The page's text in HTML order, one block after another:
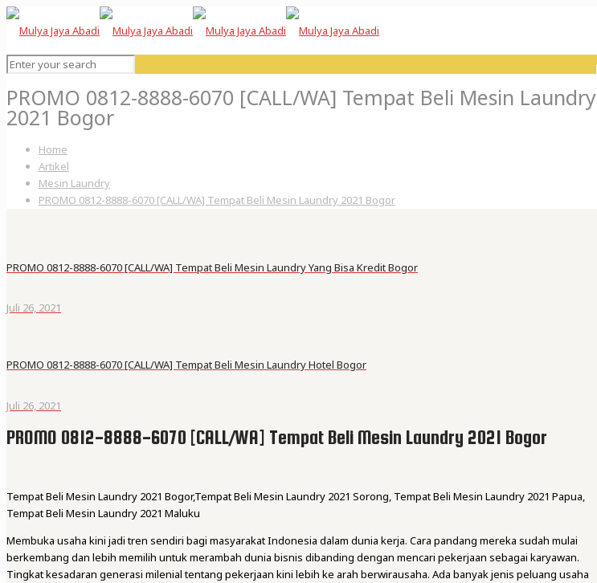
PROMO 0812-8888-6070 [CALL/WA] Tempat Beli Mesin Laundry
2021 Bogor
Home
Artikel
Mesin Laundry
PROMO 0812-8888-6070 [CALL/WA] Tempat Beli Mesin Laundry 2021 Bogor
PROMO 0812-8888-6070 [CALL/WA] Tempat Beli Mesin Laundry Yang Bisa Kredit Bogor
Juli 26, 2021
PROMO 0812-8888-6070 [CALL/WA] Tempat Beli Mesin Laundry Hotel Bogor
Juli 26, 2021
PROMO 0812-8888-6070 [CALL/WA] Tempat Beli Mesin Laundry 2021 Bogor
Tempat Beli Mesin Laundry 2021 Bogor,Tempat Beli Mesin Laundry 2021 Sorong, Tempat Beli Mesin Laundry 2021 Papua,
Tempat Beli Mesin Laundry 2021 Maluku
Membuka usaha kini jadi tren sendiri bagi masyarakat Indonesia dalam dunia kerja. Cara pandang mereka sudah mulai
berkembang dan lebih memilih untuk merambah dunia bisnis dibanding dengan mencari pekerjaan sebagai karyawan.
Tingkat kesadaran generasi milenial tentang pekerjaan kini lebih ke arah berwirausaha. Ada banyak jenis peluang usaha